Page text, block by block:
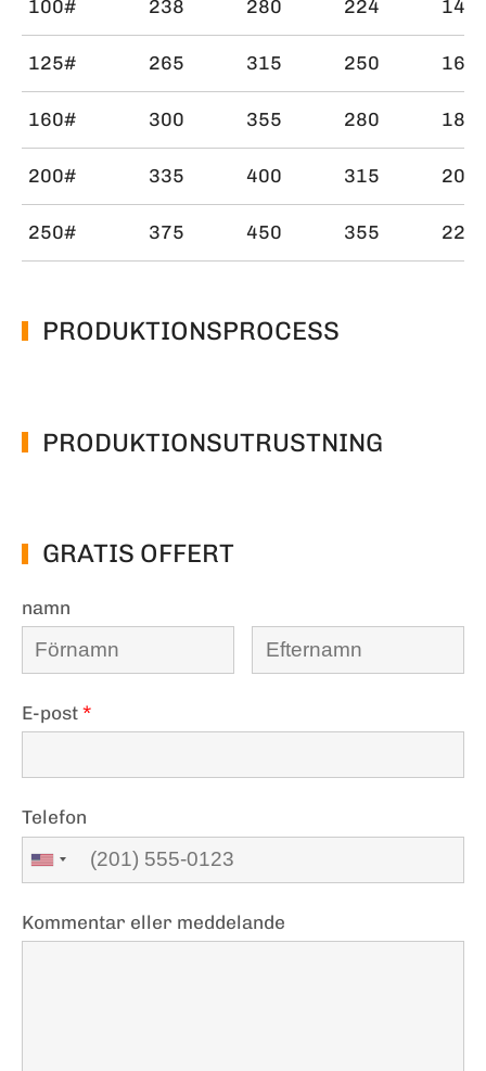
100# 238 280 224
125# 265 315 250
160# 300 355 280
200# 335 400 315
250# 375 450 355
PRODUKTIONSPROCESS
PRODUKTIONSUTRUSTNING
GRATIS OFFERT
namn
E-post *
Telefon
Kommentar eller meddelande